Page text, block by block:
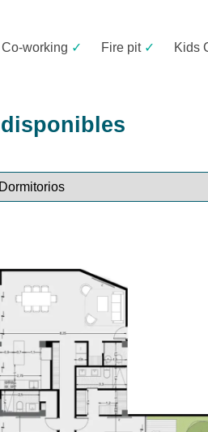
Co-working ✓ Fire pit✓ Kids